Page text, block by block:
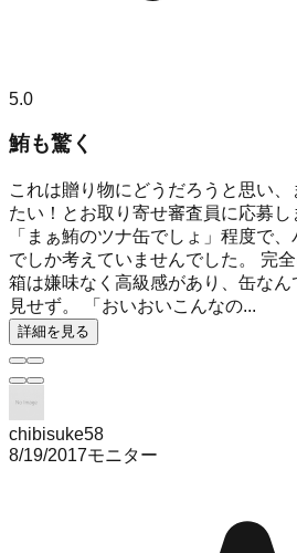
5.0
鮪も驚く
これは贈り物にどうだろうと思い
たい！とお取り寄せ審査員に応募
「まぁ鮪のツナ缶でしょ」程度で
でしか考えていませんでした。 完
箱は嫌味なく高級感があり、缶な
見せず。 「おいおいこんなの...
詳細を見る
chibisuke58
8/19/2017モニター